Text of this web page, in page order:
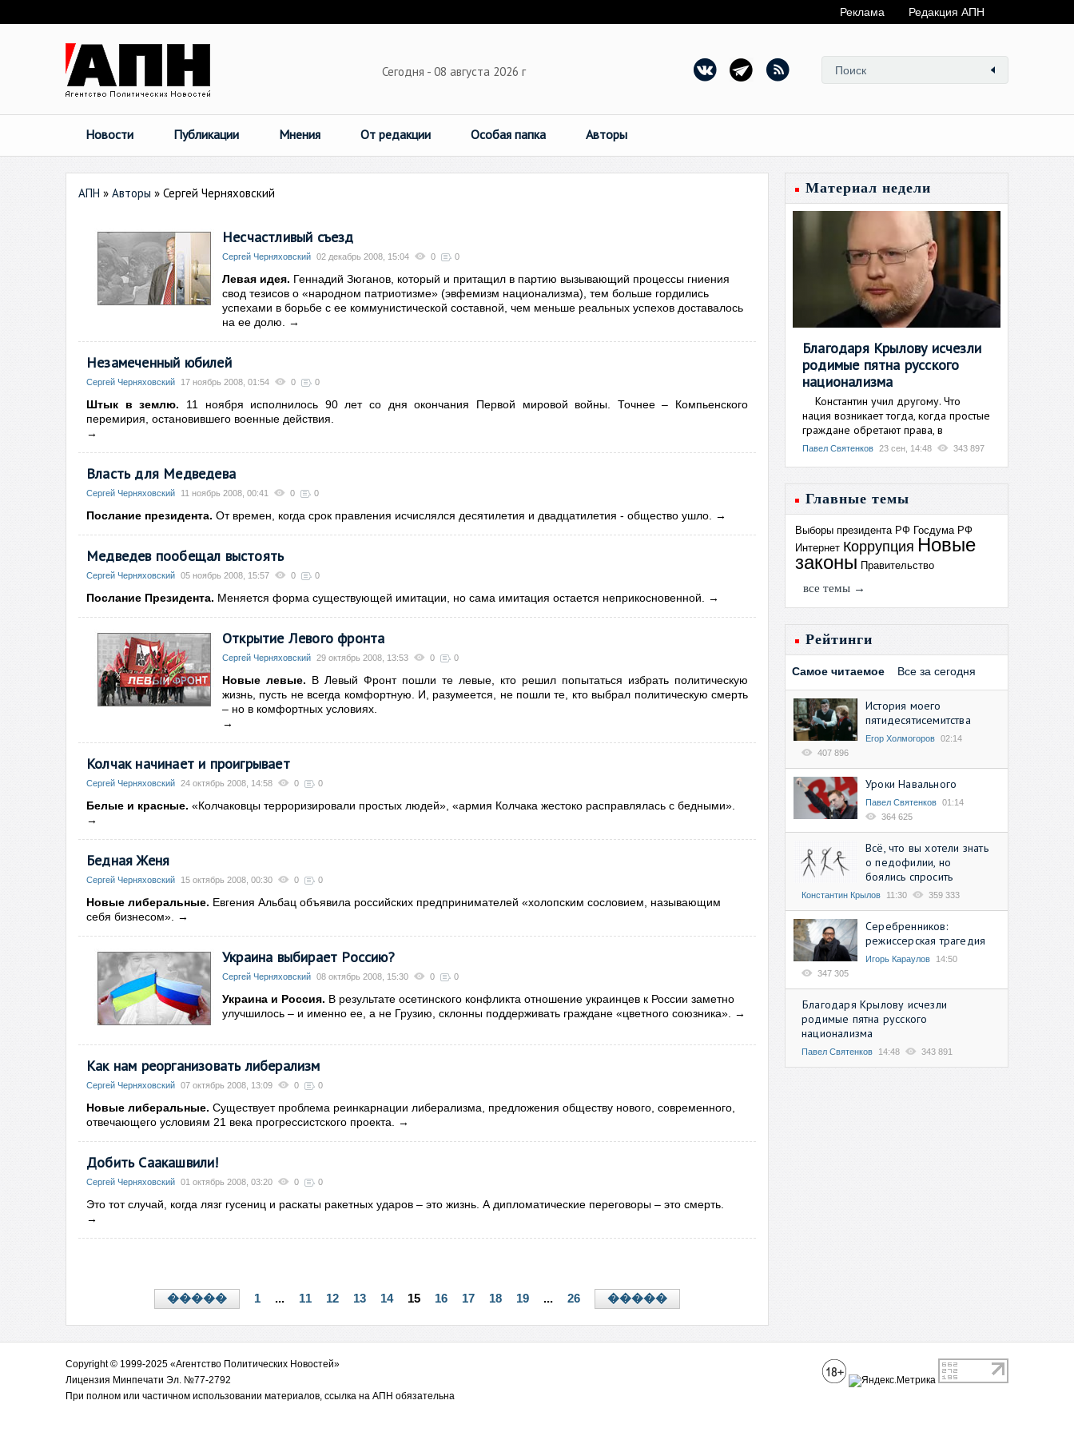
Реклама Редакция АПН
Сегодня - 08 августа 2026 г
Новости Публикации Мнения От редакции Особая папка Авторы
АПН » Авторы » Сергей Черняховский
Несчастливый съезд
Сергей Черняховский 02 декабрь 2008, 15:04 0 0
Левая идея. Геннадий Зюганов, который и притащил в партию вызывающий процессы гниения
свод тезисов о «народном патриотизме» (эвфемизм национализма), тем больше гордились
успехами в борьбе с ее коммунистической составной, чем меньше реальных успехов доставалось
на ее долю.
→
Незамеченный юбилей
Сергей Черняховский 17 ноябрь 2008, 01:54 0 0
Штык в землю. 11 ноября исполнилось 90 лет со дня окончания Первой мировой войны. Точнее – Компьенского
перемирия, остановившего военные действия.
→
Власть для Медведева
Сергей Черняховский 11 ноябрь 2008, 00:41 0 0
Послание президента. От времен, когда срок правления исчислялся десятилетия и двадцатилетия - общество ушло. →
Медведев пообещал выстоять
Сергей Черняховский 05 ноябрь 2008, 15:57 0 0
Послание Президента. Меняется форма существующей имитации, но сама имитация остается неприкосновенной. →
Открытие Левого фронта
Сергей Черняховский 29 октябрь 2008, 13:53 0 0
Новые левые. В Левый Фронт пошли те левые, кто решил попытаться избрать политическую
жизнь, пусть не всегда комфортную. И, разумеется, не пошли те, кто выбрал политическую смерть
– но в комфортных условиях.
→
Колчак начинает и проигрывает
Сергей Черняховский 24 октябрь 2008, 14:58 0 0
Белые и красные. «Колчаковцы терроризировали простых людей», «армия Колчака жестоко расправлялась с бедными».
→
Бедная Женя
Сергей Черняховский 15 октябрь 2008, 00:30 0 0
Новые либеральные. Евгения Альбац объявила российских предпринимателей «холопским сословием, называющим
себя бизнесом».
→
Украина выбирает Россию?
Сергей Черняховский 08 октябрь 2008, 15:30 0 0
Украина и Россия. В результате осетинского конфликта отношение украинцев к России заметно
улучшилось – и именно ее, а не Грузию, склонны поддерживать граждане «цветного союзника».
→
Как нам реорганизовать либерализм
Сергей Черняховский 07 октябрь 2008, 13:09 0 0
Новые либеральные. Существует проблема реинкарнации либерализма, предложения обществу нового, современного,
отвечающего условиям 21 века прогрессистского проекта.
→
Добить Саакашвили!
Сергей Черняховский 01 октябрь 2008, 03:20 0 0
Это тот случай, когда лязг гусениц и раскаты ракетных ударов – это жизнь. А дипломатические переговоры – это смерть.
→
����� 1 ... 11 12 13 14 15 16 17 18 19 ... 26 �����
Материал недели
Благодаря Крылову исчезли
родимые пятна русского
национализма
Константин учил другому. Что
нация возникает тогда, когда простые
граждане обретают права, в
Павел Святенков 23 сен, 14:48 343 897
Главные темы
Выборы президента РФ Госдума РФ
Интернет Коррупция Новые
законы Правительство
все темы →
Рейтинги
Самое читаемое Все за сегодня
История моего
пятидесятисемитства
Егор Холмогоров 02:14
407 896
Уроки Навального
Павел Святенков 01:14
364 625
Всё, что вы хотели знать
о педофилии, но
боялись спросить
Константин Крылов 11:30 359 333
Серебренников:
режиссерская трагедия
Игорь Караулов
14:50
347 305
Благодаря Крылову исчезли
родимые пятна русского
национализма
Павел Святенков 14:48 343 891
Copyright © 1999-2025 «Агентство Политических Новостей»
Лицензия Минпечати Эл. №77-2792
При полном или частичном использовании материалов, ссылка на АПН обязательна